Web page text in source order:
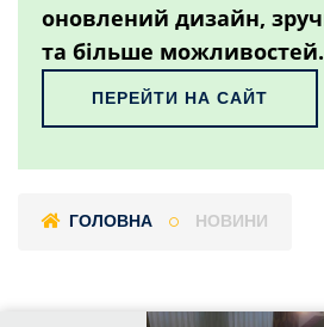
оновлений дизайн,
та більше можливостей.
ПЕРЕЙТИ НА САЙТ
ГОЛОВНА НОВИНИ